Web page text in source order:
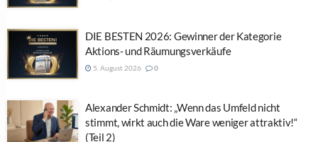
DIE BESTEN 2026: Gewinner der Kategorie
Aktions- und Räumungsverkäufe
5. August 2026 0
Alexander Schmidt: „Wenn das Umfeld nicht
stimmt, wirkt auch die Ware weniger attraktiv!“
(Teil 2)